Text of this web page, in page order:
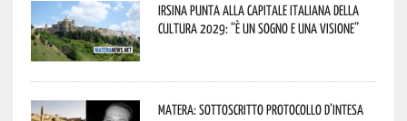
Irsina punta alla Capitale italiana della
Cultura 2029: “È un sogno e una visione”
Matera: sottoscritto protocollo d’intesa